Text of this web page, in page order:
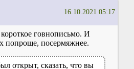
16.10.2021 05:17
говнописьмо. И
попроще, посермяжнее.
открыт, сказать, что вы